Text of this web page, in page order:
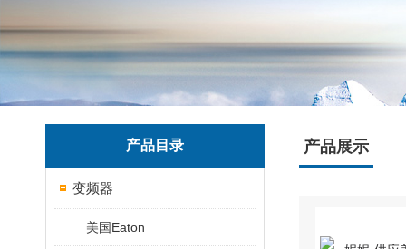
产品目录
变频器
美国Eaton
产品展示